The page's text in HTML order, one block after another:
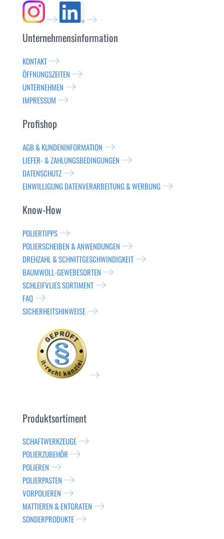
Unternehmensinformation
KONTAKT
ÖFFNUNGSZEITEN
UNTERNEHMEN
IMPRESSUM
Profishop
AGB & KUNDENINFORMATION
LIEFER- & ZAHLUNGSBEDINGUNGEN
DATENSCHUTZ
EINWILLIGUNG DATENVERARBEITUNG & WERBUNG
Know-How
POLIERTIPPS
POLIERSCHEIBEN & ANWENDUNGEN
DREHZAHL & SCHNITTGESCHWINDIGKEIT
BAUMWOLL-GEWEBESORTEN
SCHLEIFVLIES SORTIMENT
FAQ
SICHERHEITSHINWEISE
Produktsortiment
SCHAFTWERKZEUGE
POLIERZUBEHÖR
POLIEREN
POLIERPASTEN
VORPOLIEREN
MATTIEREN & ENTGRATEN
SONDERPRODUKTE